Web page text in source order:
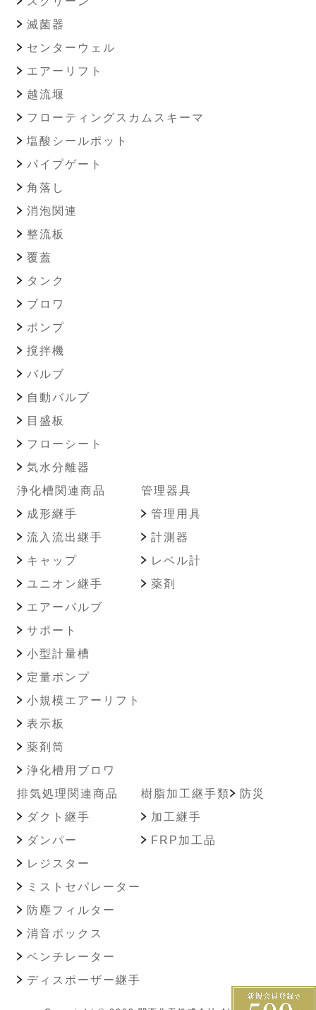
滅菌器
センターウェル
エアーリフト
越流堰
フローティングスカムスキーマ
塩酸シールポット
パイプゲート
角落し
消泡関連
整流板
覆蓋
タンク
ブロワ
ポンプ
撹拌機
バルブ
自動バルブ
目盛板
フローシート
気水分離器
浄化槽関連商品
成形継手
流入流出継手
キャップ
ユニオン継手
エアーバルブ
サポート
小型計量槽
定量ポンプ
小規模エアーリフト
表示板
薬剤筒
浄化槽用ブロワ
管理器具
管理用具
計測器
レベル計
薬剤
排気処理関連商品
ダクト継手
ダンパー
レジスター
ミストセパレーター
防塵フィルター
消音ボックス
ベンチレーター
樹脂加工継手類
加工継手
FRP加工品
防災
ディスポーザー継手